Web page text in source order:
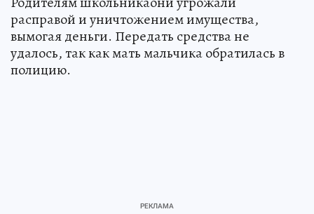
расправой и уничтожением имущества,
вымогая деньги. Передать средства не
удалось, так как мать мальчика обратилась в
полицию.